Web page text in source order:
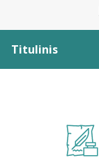
Titulinis